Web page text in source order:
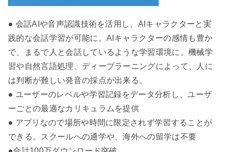
● 会話AIや音声認識技術を活用し、AIキャラクターと実
践的な会話学習が可能に。AIキャラクターの感情も豊か
で、まるで人と会話しているような学習環境に。機械学
習や自然言語処理、ディープラーニングによって、人に
は判断が難しい発音の採点が出来る。
● ユーザーのレベルや学習記録をデータ分析し、ユーザ
ーごとの最適なカリキュラムを提供
● アプリなので場所や時間に限定されず学習することが
できる。スクールへの通学や、海外への留学は不要